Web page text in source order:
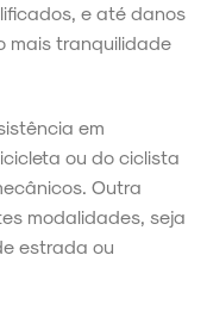
e até danos
mais tranquilidade
em
ou do ciclista
Outra
modalidades, seja
estrada ou